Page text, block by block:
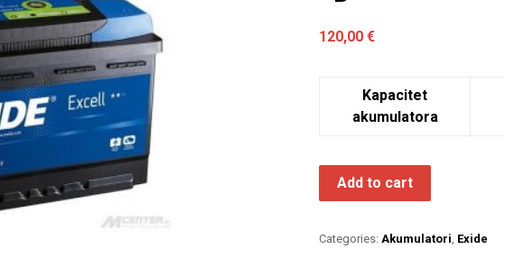
120,00€
Kapacitet
akumulatora
Add to cart
Categories: Akumulatori Exide